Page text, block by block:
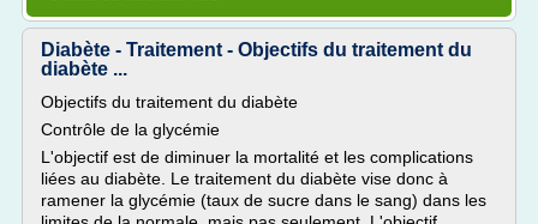
Diabète - Traitement - Objectifs du traitement du
diabète ...
Objectifs du traitement du diabète
Contrôle de la glycémie
L'objectif est de diminuer la mortalité et les complications
liées au diabète. Le traitement du diabète vise donc à
ramener la glycémie (taux de sucre dans le sang) dans les